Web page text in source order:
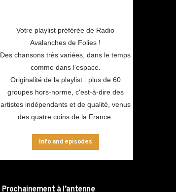
Votre playlist préférée de Radio
Avalanches de Folies !
Des chansons très variées, dans le temps
comme dans l'espace.
Originalité de la playlist : plus de 60
groupes hors-norme, c'est-à-dire des
artistes indépendants et de qualité, venus
des quatre coins de la France.
Info and episodes
Prochainement à l’antenne